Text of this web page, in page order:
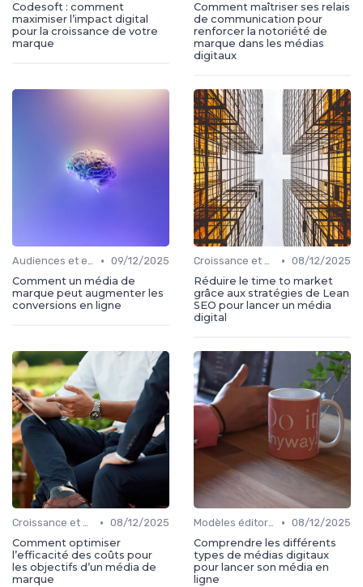
Codesoft : comment
maximiser l’impact digital
pour la croissance de votre
marque
Comment maîtriser ses relais
de communication pour
renforcer la notoriété de
marque dans les médias
digitaux
Audiences et engagement • 09/12/2025
Comment un média de
marque peut augmenter les
conversions en ligne
Croissance et développement • 08/12/2025
Réduire le time to market
grâce aux stratégies de Lean
SEO pour lancer un média
digital
Croissance et développement • 08/12/2025
Comment optimiser
l’efficacité des coûts pour
les objectifs d’un média de
marque
Modèles éditoriaux • 08/12/2025
Comprendre les différents
types de médias digitaux
pour lancer son média en
ligne